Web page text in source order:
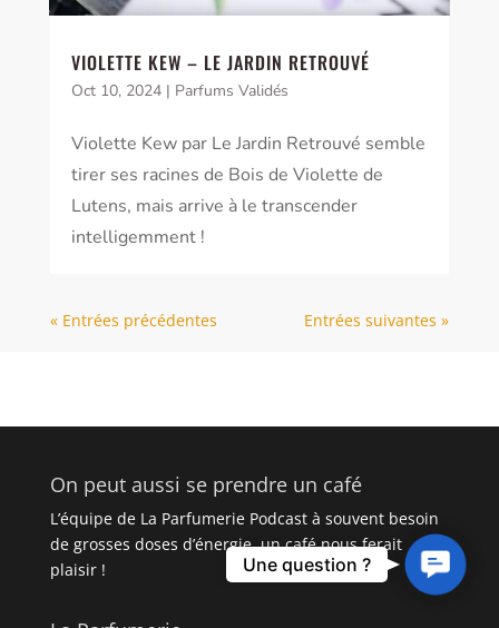
VIOLETTE KEW – LE JARDIN RETROUVÉ
Oct 10, 2024| Parfums Validés
Violette Kew par Le Jardin Retrouvé semble
tirer ses racines de Bois de Violette de
Lutens, mais arrive à le transcender
intelligemment !
« Entrées précédentes Entrées suivantes »
On peut aussi se prendre un café
L’équipe de La Parfumerie Podcast à souvent besoin
de grosses doses d’énergie, un café nous ferait
plaisir !
Contact
Us
Une question ?